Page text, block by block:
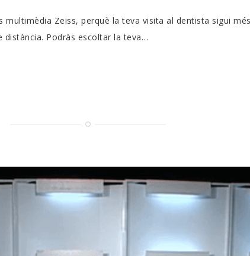
Zeiss, perquè la teva visita al dentista sigui
distància. Podràs escoltar la teva…